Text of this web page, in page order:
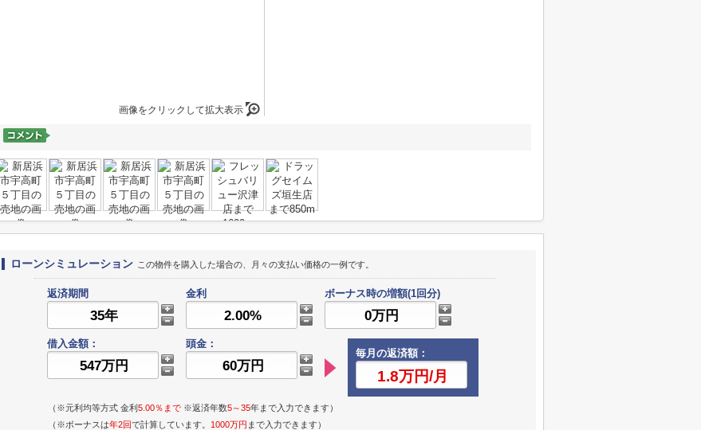
画像をクリックして拡大表示
ローンシミュレーション この物件を購入した場合の、月々の支払い価格の一例です。
返済期間 金利 ボーナス時の増額(1回分)
借入金額：
頭金：
毎月の返済額：
（※元利均等方式 金利5.00％まで ※返済年数5～35年まで入力できます）
（※ボーナスは年2回で計算しています。 1000万円 まで入力できます）